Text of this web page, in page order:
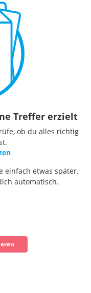
Treffer erzielt
ob du alles richtig
einfach etwas später.
automatisch.